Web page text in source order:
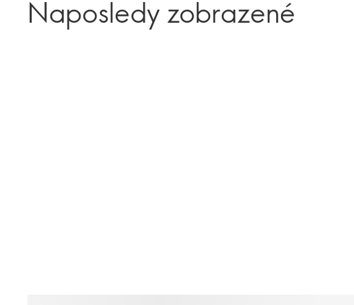
Naposledy zobrazené